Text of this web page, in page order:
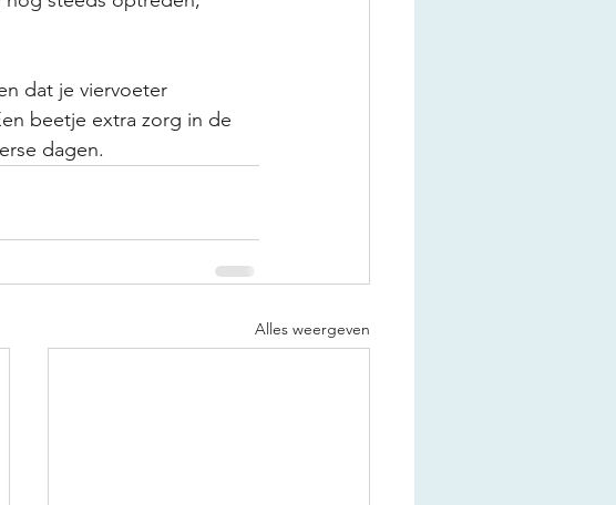
dat je viervoeter
beetje extra zorg in de
dagen.
Alles weergeven